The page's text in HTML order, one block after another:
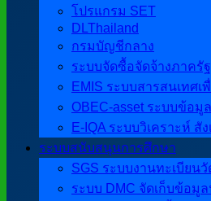
โปรแกรม SET
DLThailand
กรมบัญชีกลาง
ระบบจัดซื้อจัดจ้างภาครัฐ
EMIS ระบบสารสนเทศเ
OBEC-asset ระบบข้อมู
E-IQA ระบบวิเคราะห์ สั
ระบบสนับสนุนการศึกษา
SGS ระบบงานทะเบียนวั
ระบบ DMC จัดเก็บข้อมู